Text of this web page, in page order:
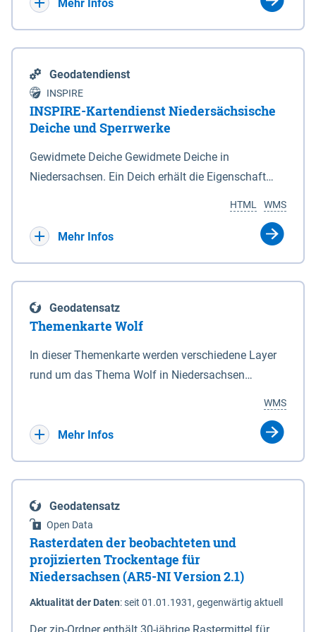
Mehr Infos
Geodatendienst
INSPIRE
INSPIRE-Kartendienst Niedersächsische
Deiche und Sperrwerke
Gewidmete Deiche Gewidmete Deiche in
Niedersachsen. Ein Deich erhält die Eigenschaft
Deichbehörde durch Verordnung ausspricht. Für
enthalten. Sperrwerke Sperrwerke sind Bauwerke
mit Sperrvorrichtungen in Tidegewässern, die dem
Schutz eines Gebietes vor erhöhten Tiden, vor allem
vor Sturmfluten, zu dienen bestimmt sind (§2 Abs.3
Eigenschaft eines Sperrwerkes durch Widmung, die
die Deichbehörde durch Verordnung ausspricht.
WMS
HTML
Mehr Infos
Geodatensatz
Themenkarte Wolf
In dieser Themenkarte werden verschiedene Layer
rund um das Thema Wolf in Niedersachsen
sowie Status der bestehenden Wolfsterritorien im
laufenden Monitoringjahr.
WMS
Mehr Infos
Geodatensatz
Open Data
Rasterdaten der beobachteten und
projizierten Trockentage für
Niedersachsen (AR5-NI Version 2.1)
Aktualität der Daten:seit 01.01.1931, gegenwärtig aktuell